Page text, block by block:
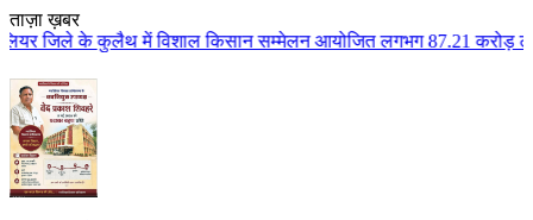
ताज़ा ख़बर
सम्मेलन आयोजित लगभग 87.21 करोड़ लागत के 41 विकास